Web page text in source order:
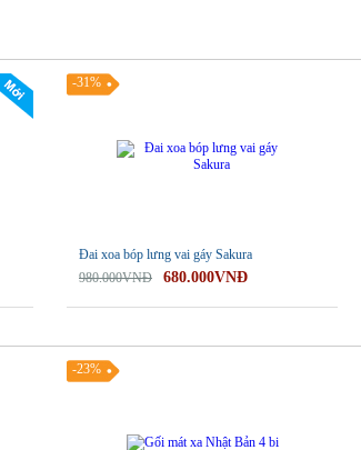
Đai xoa bóp lưng vai gáy Sakura
980.000VNĐ
680.000VNĐ
-31%
-23%